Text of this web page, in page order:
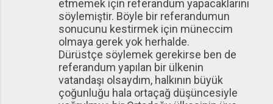
etmemek için referandum yapacaklarını
söylemiştir. Böyle bir referandumun
sonucunu kestirmek için müneccim
olmaya gerek yok herhalde.
Dürüstçe söylemek gerekirse ben de
referandum yapılan bir ülkenin
vatandaşı olsaydım, halkının büyük
çoğunluğu hala ortaçağ düşüncesiyle